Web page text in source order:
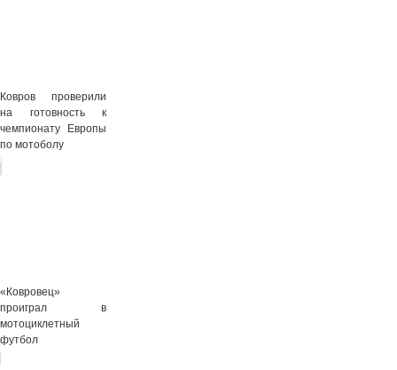
Ковров проверили
на готовность к
чемпионату Европы
по мотоболу
«Ковровец»
проиграл в
мотоциклетный
футбол